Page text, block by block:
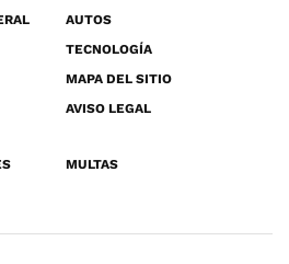
AUTOS
TECNOLOGÍA
MAPA DEL SITIO
AVISO LEGAL
MULTAS